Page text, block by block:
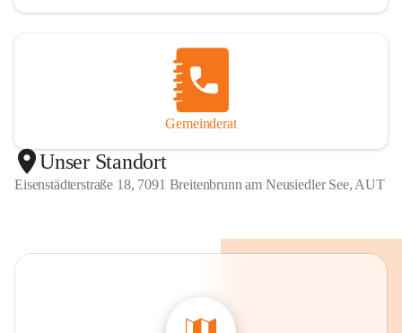
Gemeinderat
Unser Standort
Eisenstädterstraße 18, 7091 Breitenbrunn am Neusiedler See, AUT